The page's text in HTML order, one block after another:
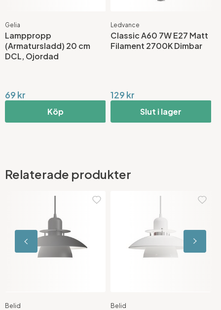
Gelia
Lamppropp
(Armatursladd) 20 cm
DCL, Ojordad
69 kr
Köp
Ledvance
Classic A60 7W E27 Matt
Filament 2700K Dimbar
129 kr
Slut i lager
Relaterade produkter
Belid Belid